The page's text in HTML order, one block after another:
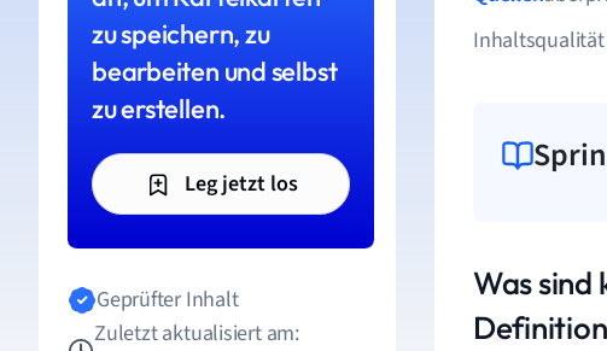
zu speichern, zu
bearbeiten und selbst
zu erstellen.
Leg jetzt los
Geprüfter Inhalt
Zuletzt aktualisiert am:
Was sind
Definition